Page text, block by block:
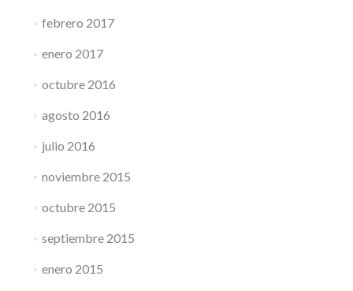
febrero 2017
enero 2017
octubre 2016
agosto 2016
julio 2016
noviembre 2015
octubre 2015
septiembre 2015
enero 2015